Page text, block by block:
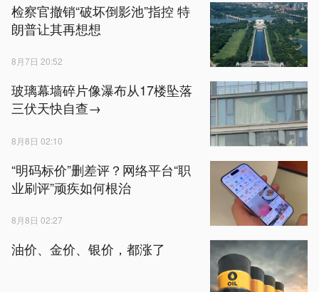
检察官撤销“破坏倒影池”指控 特
朗普让其再想想
8月7日 20:52
玻璃幕墙碎片像瀑布从17楼坠落
三伏天快自查→
8月8日 02:10
“明码标价”删差评？网络平台“职
业刷评”顽疾如何根治
8月8日 02:27
油价、金价、银价，都涨了